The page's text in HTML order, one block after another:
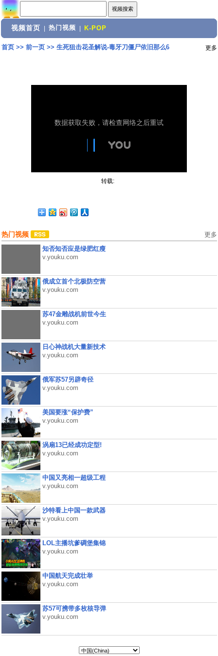
视频首页 热门视频 K-POP
首页>> 前一页>> 生死狙击花圣解说-毒牙刀僵尸依旧那么6 更多
转载:
热门视频 更多
知否知否应是绿肥红瘦
v.youku.com
俄成立首个北极防空营
v.youku.com
苏47金雕战机前世今生
v.youku.com
日心神战机大量新技术
v.youku.com
俄军苏57另辟奇径
v.youku.com
美国要涨“保护费”
v.youku.com
涡扇13已经成功定型!
v.youku.com
中国又亮相一超级工程
v.youku.com
沙特看上中国一款武器
v.youku.com
LOL主播坑爹碉堡集锦
v.youku.com
中国航天完成壮举
v.youku.com
苏57可携带多枚核导弹
v.youku.com